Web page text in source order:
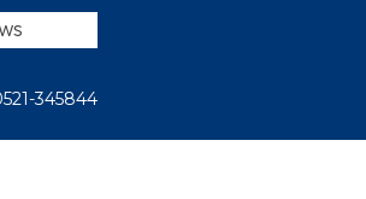
345844